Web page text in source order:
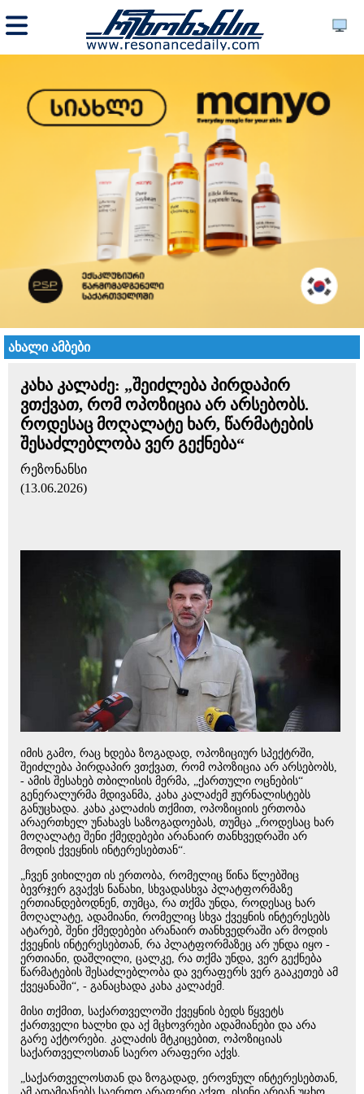
ახალი ამბები
კახა კალაძე: „შეიძლება პირდაპირ
ვთქვათ, რომ ოპოზიცია არ არსებობს.
როდესაც მოღალატე ხარ, წარმატების
შესაძლებლობა ვერ გექნება“
რეზონანსი
(13.06.2026)
იმის გამო, რაც ხდება ზოგადად, ოპოზიციურ სპექტრში,
შეიძლება პირდაპირ ვთქვათ, რომ ოპოზიცია არ არსებობს,
- ამის შესახებ თბილისის მერმა, „ქართული ოცნების“
გენერალურმა მდივანმა, კახა კალაძემ ჟურნალისტებს
განუცხადა. კახა კალაძის თქმით, ოპოზიციის ერთობა
არაერთხელ უნახავს საზოგადოებას, თუმცა „როდესაც ხარ
მოღალატე შენი ქმედებები არანაირ თანხვედრაში არ
მოდის ქვეყნის ინტერესებთან“.
„ჩვენ ვიხილეთ ის ერთობა, რომელიც წინა წლებშიც
ბევრჯერ გვაქვს ნანახი, სხვადასხვა პლატფორმაზე
ერთიანდებოდნენ, თუმცა, რა თქმა უნდა, როდესაც ხარ
მოღალატე, ადამიანი, რომელიც სხვა ქვეყნის ინტერესებს
ატარებ, შენი ქმედებები არანაირ თანხვედრაში არ მოდის
ქვეყნის ინტერესებთან, რა პლატფორმაზეც არ უნდა იყო -
ერთიანი, დაშლილი, ცალკე, რა თქმა უნდა, ვერ გექნება
წარმატების შესაძლებლობა და ვერაფერს ვერ გააკეთებ ამ
ქვეყანაში“, - განაცხადა კახა კალაძემ.
მისი თქმით, საქართველოში ქვეყნის ბედს წყვეტს
ქართველი ხალხი და აქ მცხოვრები ადამიანები და არა
გარე აქტორები. კალაძის მტკიცებით, ოპოზიციას
საქართველოსთან საერო არაფერი აქვს.
„საქართველოსთან და ზოგადად, ეროვნულ ინტერესებთან,